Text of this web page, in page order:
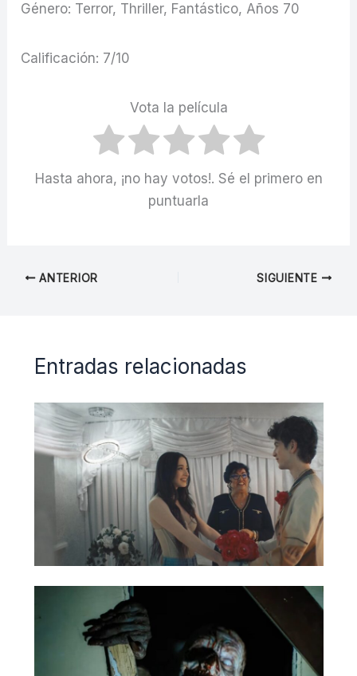
Género: Terror, Thriller, Fantástico, Años 70
Calificación: 7/10
Vota la película
Hasta ahora, ¡no hay votos!. Sé el primero en
puntuarla
ANTERIOR SIGUIENTE
Entradas relacionadas